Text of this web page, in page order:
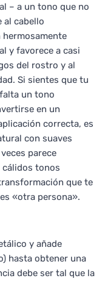
– a un tono que no
al cabello
y favorece a casi
del rostro y al
Si sientes que tu
un tono
en un
correcta, es
con suaves
parece
cálidos tonos
que te
«otra persona».
y añade
hasta obtener una
debe ser tal que la